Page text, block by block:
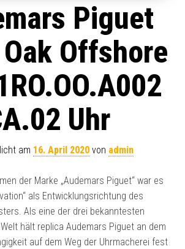
Piguet
Offshore
Uhr
am 16. April 2020 von admin
der Marke „Audemars Piguet“ war es
als Entwicklungsrichtung des
Als eine der drei bekanntesten
hält replica Audemars Piguet an dem
auf dem Weg der Uhrmacherei fest